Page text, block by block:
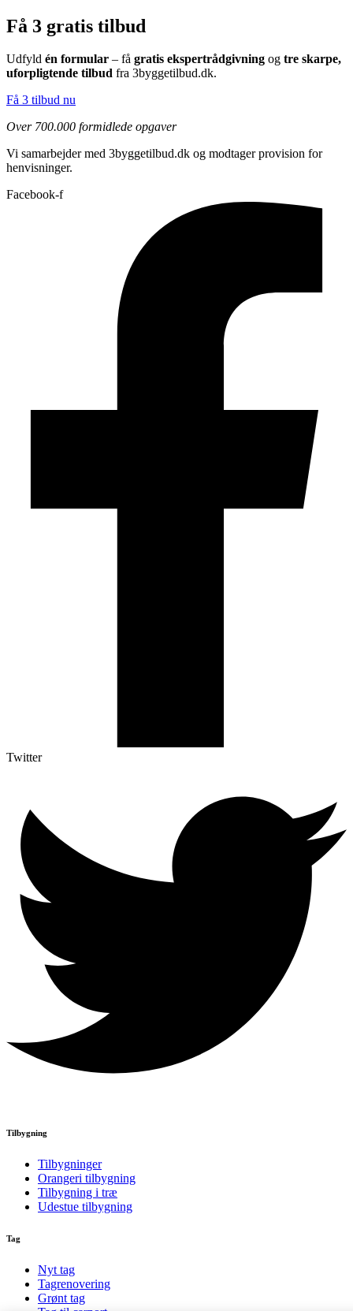
Få 3 gratis tilbud
Udfyld én formular – få gratis ekspertrådgivning og tre skarpe,
uforpligtende tilbud fra 3byggetilbud.dk.
Få 3 tilbud nu
Over 700.000 formidlede opgaver
Vi samarbejder med 3byggetilbud.dk og modtager provision for
henvisninger.
Facebook-f
Twitter
Tilbygning
Tilbygninger
Orangeri tilbygning
Tilbygning i træ
Udestue tilbygning
Tag
Nyt tag
Tagrenovering
Grønt tag